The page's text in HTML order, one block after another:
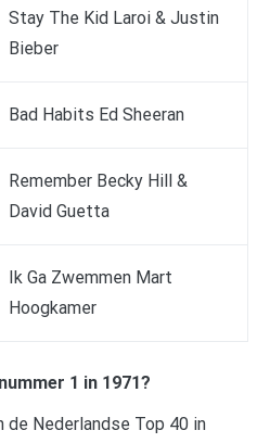
Stay The Kid Laroi & Justin
Bieber
Bad Habits Ed Sheeran
Remember Becky Hill &
David Guetta
Ik Ga Zwemmen Mart
Hoogkamer
1 in 1971?
de Nederlandse Top 40 in